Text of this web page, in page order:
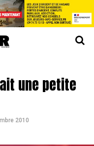
une petite
2010